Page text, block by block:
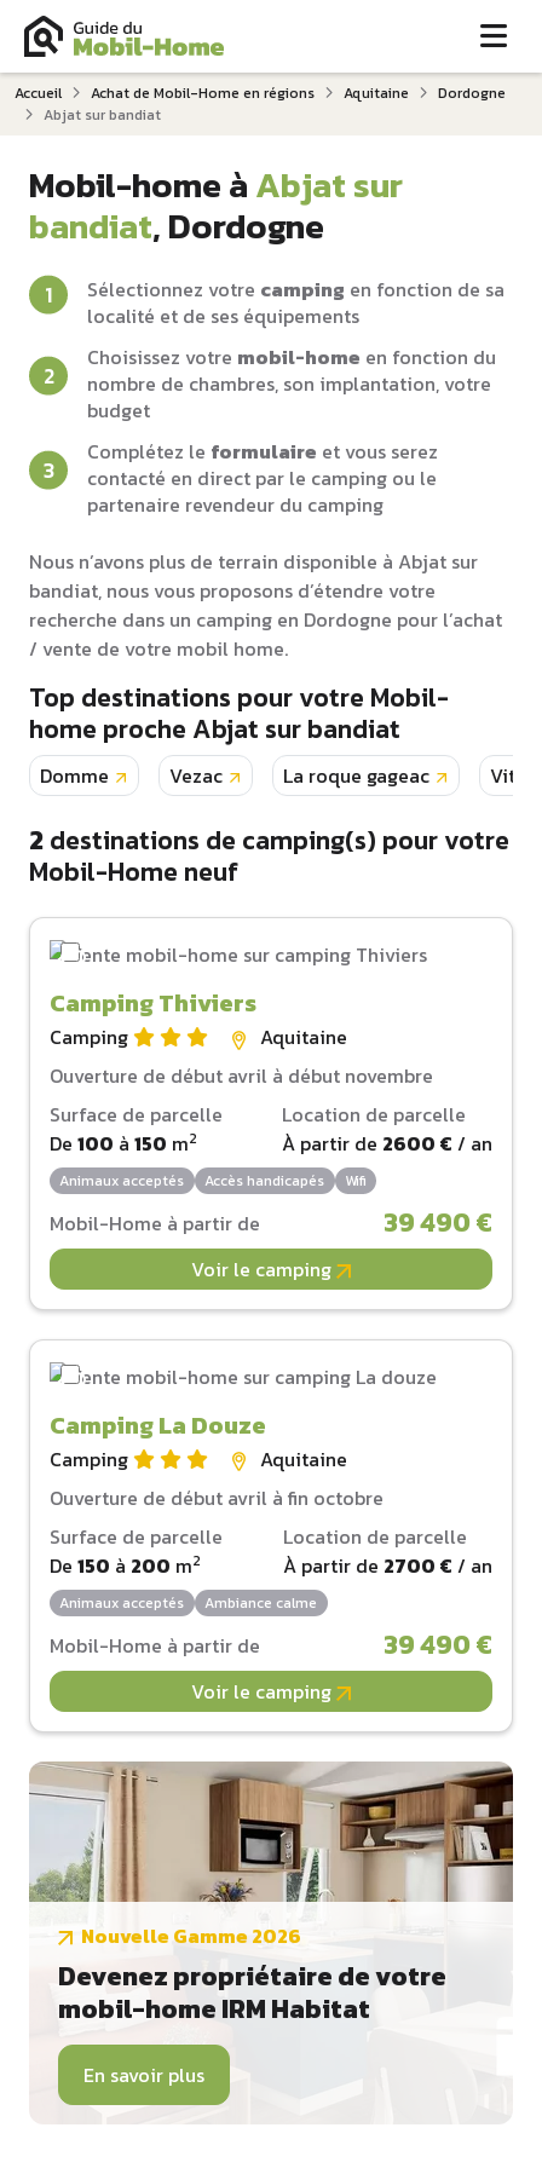
Accueil Achat de Mobil-Home en régions Aquitaine
Dordogne
Abjat sur bandiat
Mobil-home àAbjat sur
bandiat, Dordogne
Sélectionnez votre camping en fonction de sa
localité et de ses équipements
Choisissez votre mobil-home en fonction du
nombre de chambres, son implantation, votre
budget
Complétez le formulaire et vous serez
contacté en direct par le camping ou le
partenaire revendeur du camping
Nous n’avons plus de terrain disponible à Abjat sur
bandiat, nous vous proposons d’étendre votre
recherche dans un camping en Dordogne pour l’achat
/ vente de votre mobil home.
Top destinations pour votre Mobil-
home proche Abjat sur bandiat
Domme Vezac La roque gageac Vitrac
2destinations de camping(s) pour votre
Mobil-Home neuf
Camping Thiviers
Camping
Aquitaine
Ouverture de début avril à début novembre
Surface de parcelle
De 100 à 150 m2
Location de parcelle
À partir de 2600 € / an
Animaux acceptés Accès handicapés Wifi
Mobil-Home à partir de 39 490 €
Voir le camping
Camping La Douze
Camping
Aquitaine
Ouverture de début avril à fin octobre
Surface de parcelle
De 150 à 200 m2
Location de parcelle
À partir de 2700 € / an
Animaux acceptés Ambiance calme
Mobil-Home à partir de 39 490 €
Voir le camping
Nouvelle Gamme 2026
Devenez propriétaire de votre
mobil-home IRM Habitat
En savoir plus